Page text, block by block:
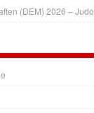
(DEM) 2026 – Judo